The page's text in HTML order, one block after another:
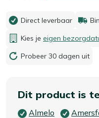
Direct leverbaar
Kies je eigen
Probeer 30 dagen uit
Dit product is
Almelo